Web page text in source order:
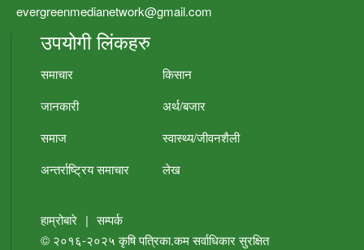
evergreenmedianetwork@gmail.com
उपयोगी लिंकहरु
समाचार
किसान
जानकारी
अर्थ/बजार
समाज
स्वास्थ्य/जीवनशैली
अन्तर्राष्ट्रिय समाचार
लेख
हाम्रोबारे | सम्पर्क
© २०१६-२०२५कृषि पत्रिका.कमसर्वाधिकार सुरक्षित